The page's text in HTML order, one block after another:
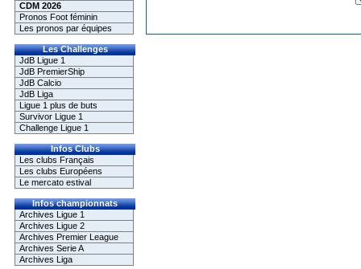
CDM 2026
Pronos Foot féminin
Les pronos par équipes
Les Challenges
JdB Ligue 1
JdB PremierShip
JdB Calcio
JdB Liga
Ligue 1 plus de buts
Survivor Ligue 1
Challenge Ligue 1
Infos Clubs
Les clubs Français
Les clubs Européens
Le mercato estival
Infos championnats
Archives Ligue 1
Archives Ligue 2
Archives Premier League
Archives Serie A
Archives Liga